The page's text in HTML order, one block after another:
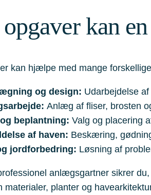
kan
kan hjælpe med mange
og design: Udarbejdelse
Anlæg af fliser, brosten
beplantning: Valg og placering
af haven: Beskæring,
jordforbedring: Løsning af
anlægsgartner sikrer
materialer, planter og